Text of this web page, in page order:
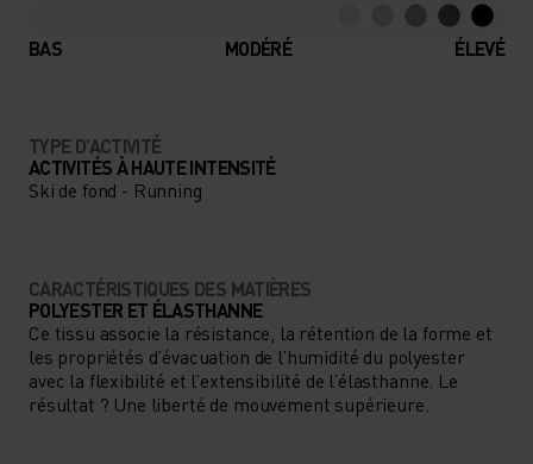
BAS MODÉRÉ ÉLEVÉ
TYPE D’ACTIVITÉ
ACTIVITÉS À HAUTE INTENSITÉ
Ski de fond - Running
CARACTÉRISTIQUES DES MATIÈRES
POLYESTER ET ÉLASTHANNE
Ce tissu associe la résistance, la rétention de la forme et
les propriétés d’évacuation de l’humidité du polyester
avec la flexibilité et l’extensibilité de l’élasthanne. Le
résultat ? Une liberté de mouvement supérieure.